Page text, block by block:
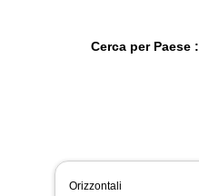
Cerca per Paese :
Orizzontali